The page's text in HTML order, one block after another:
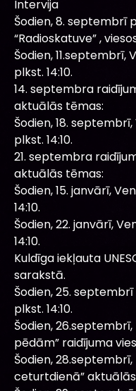
Intervija
Šodien, 8. septembrī
“Radioskatuve” ,
Šodien, 11.septembrī,
plkst. 14:10.
14. septembra
aktuālās tēmas:
Šodien, 18.
plkst. 14:10.
21. septembra
aktuālās tēmas:
Šodien, 15. janvārī,
14:10.
Šodien, 22. janvārī,
14:10.
Kuldīga iekļauta
sarakstā.
Šodien, 25.
plkst. 14:10.
Šodien, 26.septembrī,
pēdām” raidījuma
Šodien,
ceturtdienā”